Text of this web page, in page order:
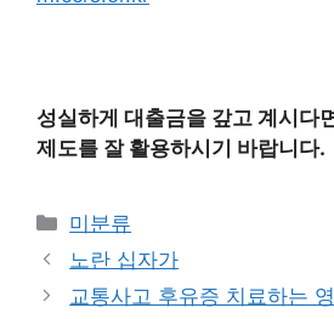
성실하게 대출금을 갚고 계시다
제도를 잘 활용하시기 바랍니다.
Categories
미분류
노란 십자가
교통사고 후유증 치료하는